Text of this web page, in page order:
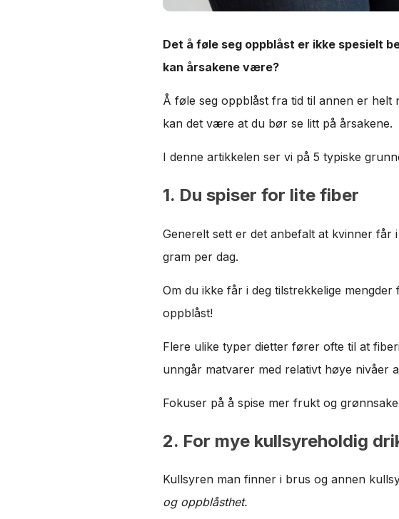
Det å føle seg oppblåst er ikke spesielt
kan årsakene være?
Å føle seg oppblåst fra tid til annen er helt
kan det være at du bør se litt på årsakene.
I denne artikkelen ser vi på 5 typiske
1. Du spiser for lite fiber
Generelt sett er det anbefalt at kvinner får
gram per dag.
Om du ikke får i deg tilstrekkelige
oppblåst!
Flere ulike typer dietter fører ofte til at
unngår matvarer med relativt høye nivåer
Fokuser på å spise mer frukt og
2. For mye kullsyreholdig
Kullsyren man finner i brus og annen
og oppblåsthet.